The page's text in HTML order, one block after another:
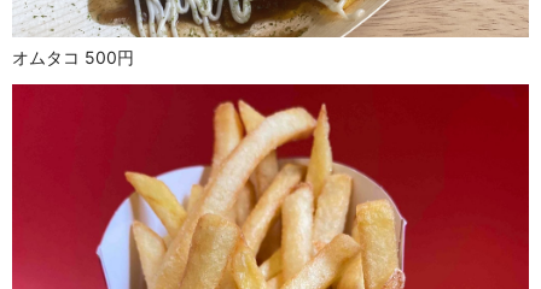
オムタコ 500円